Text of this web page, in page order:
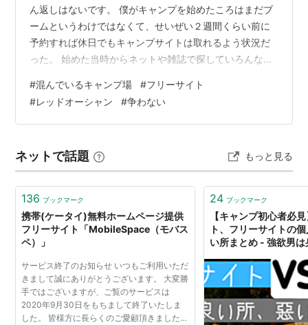
ん返しはないです。 僕がキャンプを始めたころはまだブ
ームというわけではなくて、せいぜい２週間くらい前に
予約すれば休日でもキャンプサイトは取れるよう状況だ
った。 始めた当時からネットや雑誌で探していろんなキ
いキャンプ場を見つけた。 そこは広々としていて景色も
良く、一度行ったら家族全員気に入ってしまい、それ以
降毎年行くようになった。 ただ、そのキャンプ場の唯一
フリーサイトというのは、区画が仕切られていないキャ
ンプサイトのことで、入ってきた人たち…
#混んでいるキャンプ場 #フリーサイト
#レッドオーシャン #争わない
ネットで話題 もっと見る
136 ブックマーク
携帯(ケータイ)無料ホームページ提供
フリーサイト「MobileSpace（モバス
ペ）」
サービス終了のお知らせ いつもご利用いただ
きまして誠にありがとうございます。 大変勝
手ではございますが、ご覧のサービスは
2020年9月30日をもちまして終了いたしま
した。 皆様方に長らくのご愛顧頂きましたこ
24 ブックマーク
【キャンプ初心者必
ト、フリーサイトの
い所まとめ - 強欲男